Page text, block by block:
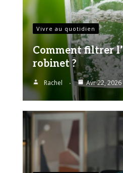
Vivre au quotidien
Comment filtrer
robinet ?
Rachel Avr 22, 2026